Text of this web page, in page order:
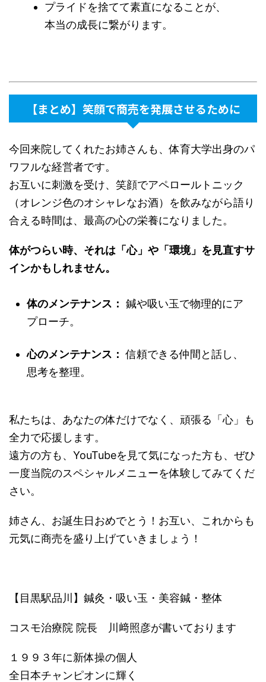
プライドを捨てて素直になることが、
本当の成長に繋がります。
【まとめ】笑顔で商売を発展させるために
今回来院してくれたお姉さんも、体育大学出身のパ
ワフルな経営者です。
お互いに刺激を受け、笑顔でアペロールトニック
（オレンジ色のオシャレなお酒）を飲みながら語り
合える時間は、最高の心の栄養になりました。
体がつらい時、それは「心」や「環境」を見直すサ
インかもしれません。
体のメンテナンス： 鍼や吸い玉で物理的にア
プローチ。
心のメンテナンス： 信頼できる仲間と話し、
思考を整理。
私たちは、あなたの体だけでなく、頑張る「心」も
全力で応援します。
遠方の方も、YouTubeを見て気になった方も、ぜひ
一度当院のスペシャルメニューを体験してみてくだ
さい。
姉さん、お誕生日おめでとう！お互い、これからも
元気に商売を盛り上げていきましょう！
【目黒駅品川】鍼灸・吸い玉・美容鍼・整体
コスモ治療院 院長 川﨑照彦が書いております
１９９３年に新体操の個人
全日本チャンピオンに輝く